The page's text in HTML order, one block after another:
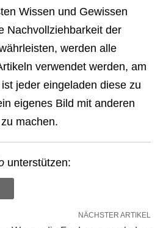
Wissen und Gewissen
Nachvollziehbarkeit der
werden alle
verwendet werden, am
jeder eingeladen diese zu
eigenes Bild mit anderen
machen.
unterstützen:
NÄCHSTER ARTIKEL